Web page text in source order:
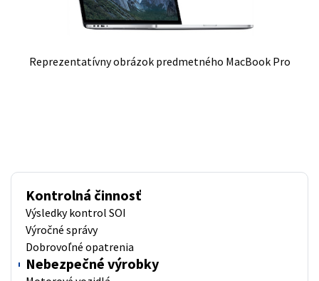
Reprezentatívny obrázok predmetného MacBook Pro
Kontrolná činnosť
Výsledky kontrol SOI
Výročné správy
Dobrovoľné opatrenia
Nebezpečné výrobky